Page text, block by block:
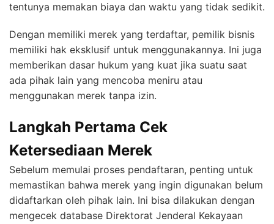
tentunya memakan biaya dan waktu yang tidak sedikit.
Dengan memiliki merek yang terdaftar, pemilik bisnis
memiliki hak eksklusif untuk menggunakannya. Ini juga
memberikan dasar hukum yang kuat jika suatu saat
ada pihak lain yang mencoba meniru atau
menggunakan merek tanpa izin.
Langkah Pertama Cek
Ketersediaan Merek
Sebelum memulai proses pendaftaran, penting untuk
memastikan bahwa merek yang ingin digunakan belum
didaftarkan oleh pihak lain. Ini bisa dilakukan dengan
mengecek database Direktorat Jenderal Kekayaan